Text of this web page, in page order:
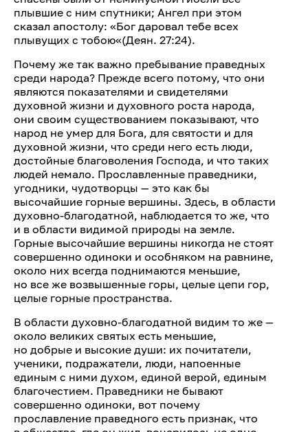
плывшие с ним спутники; Ангел при этом
сказал апостолу: «Бог даровал тебе всех
плывущих с тобою«(Деян. 27:24).
Почему же так важно пребывание праведных
среди народа? Прежде всего потому, что они
являются показателями и свидетелями
духовной жизни и духовного роста народа,
они своим существованием показывают, что
народ не умер для Бога, для святости и для
духовной жизни, что среди него есть люди,
достойные благоволения Господа, и что таких
людей немало. Прославленные праведники,
угодники, чудотворцы — это как бы
высочайшие горные вершины. Здесь, в области
духовно-благодатной, наблюдается то же, что
и в области видимой природы на земле.
Горные высочайшие вершины никогда не стоят
совершенно одиноки и особняком на равнине,
около них всегда поднимаются меньшие,
но все же возвышенные горы, целые цепи гор,
целые горные пространства.
В области духовно-благодатной видим то же —
около великих святых есть меньшие,
но добрые и высокие души: их почитатели,
ученики, подражатели, люди, напоенные
единым с ними духом, единой верой, единым
благочестием. Праведники не бывают
совершенно одиноки, вот почему
прославление праведного есть признак, что